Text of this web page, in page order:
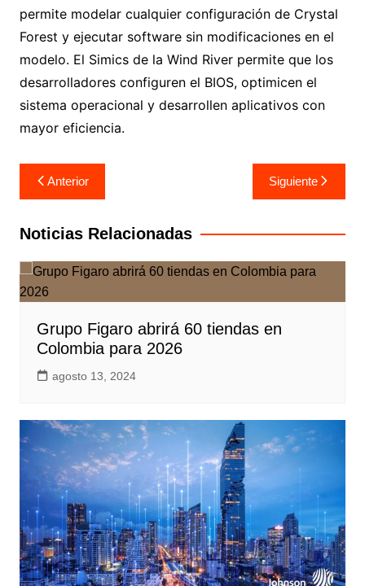
permite modelar cualquier configuración de Crystal
Forest y ejecutar software sin modificaciones en el
modelo. El Simics de la Wind River permite que los
desarrolladores configuren el BIOS, optimicen el
sistema operacional y desarrollen aplicativos con
mayor eficiencia.
Navegación
de
entradas
Anterior Siguiente
Noticias Relacionadas
Grupo Figaro abrirá 60 tiendas en
Colombia para 2026
agosto 13, 2024